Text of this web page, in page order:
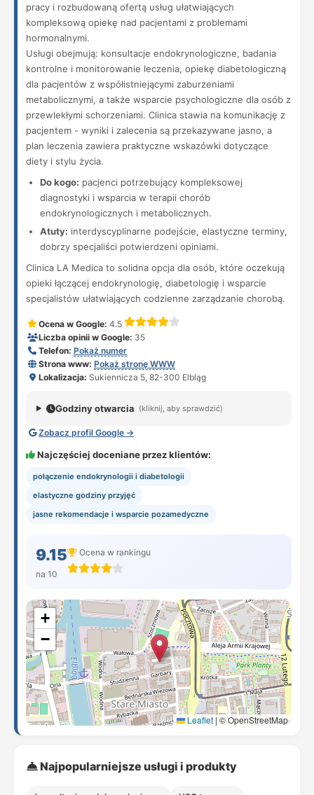
pracy i rozbudowaną ofertą usług ułatwiających
kompleksową opiekę nad pacjentami z problemami
hormonalnymi.
Usługi obejmują: konsultacje endokrynologiczne, badania
kontrolne i monitorowanie leczenia, opiekę diabetologiczną
dla pacjentów z współistniejącymi zaburzeniami
metabolicznymi, a także wsparcie psychologiczne dla osób z
przewlekłymi schorzeniami. Clinica stawia na komunikację z
pacjentem - wyniki i zalecenia są przekazywane jasno, a
plan leczenia zawiera praktyczne wskazówki dotyczące
diety i stylu życia.
Do kogo: pacjenci potrzebujący kompleksowej
diagnostyki i wsparcia w terapii chorób
endokrynologicznych i metabolicznych.
Atuty: interdyscyplinarne podejście, elastyczne terminy,
dobrzy specjaliści potwierdzeni opiniami.
Clinica LA Medica to solidna opcja dla osób, które oczekują
opieki łączącej endokrynologię, diabetologię i wsparcie
specjalistów ułatwiających codzienne zarządzanie chorobą.
Ocena w Google: 4.5
Liczba opinii w Google: 35
Telefon: Pokaż numer
Strona www: Pokaż stronę WWW
Lokalizacja: Sukiennicza 5, 82-300 Elbląg
Godziny otwarcia (kliknij, aby sprawdzić)
Zobacz profil Google →
Najczęściej doceniane przez klientów:
połączenie endokrynologii i diabetologii
elastyczne godziny przyjęć
jasne rekomendacje i wsparcie pozamedyczne
9.15
na 10
Ocena w rankingu
+
−
Leaflet | © OpenStreetMap
Najpopularniejsze usługi i produkty